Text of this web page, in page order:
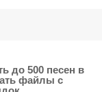
до 500 песен в
файлы с